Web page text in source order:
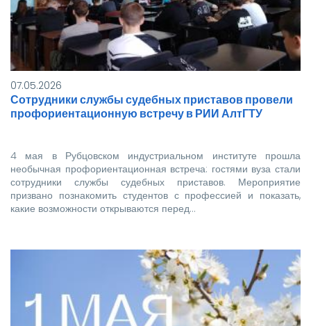
07.05.2026
Сотрудники службы судебных приставов провели
профориентационную встречу в РИИ АлтГТУ
4 мая в Рубцовском индустриальном институте прошла
необычная профориентационная встреча: гостями вуза стали
сотрудники службы судебных приставов. Мероприятие
призвано познакомить студентов с профессией и показать,
какие возможности открываются перед…